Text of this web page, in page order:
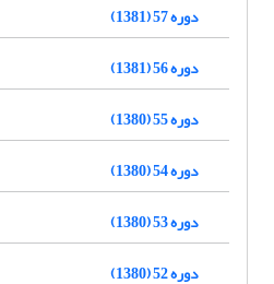
دوره 57 (1381)
دوره 56 (1381)
دوره 55 (1380)
دوره 54 (1380)
دوره 53 (1380)
دوره 52 (1380)